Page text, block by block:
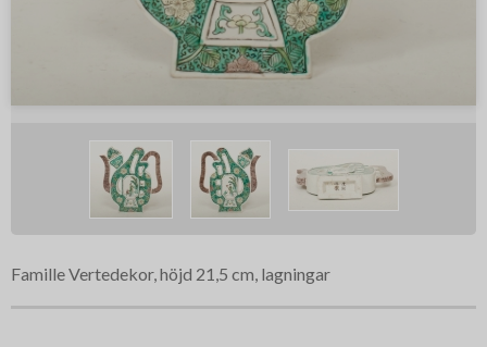
Famille Vertedekor, höjd 21,5 cm, lagningar